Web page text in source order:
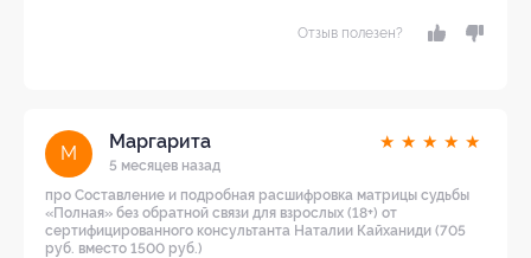
Отзыв полезен?
М
Маргарита
5 месяцев назад
★ ★ ★ ★ ★
про Составление и подробная расшифровка матрицы судьбы
«Полная» без обратной связи для взрослых (18+) от
сертифицированного консультанта Наталии Кайханиди (705
руб. вместо 1500 руб.)